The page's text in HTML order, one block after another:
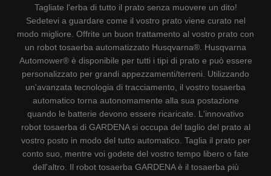
Tagliate l'erba di tutto il prato senza muovere un dito!
Sedetevi a guardare come il vostro prato viene curato nel
modo migliore. Offrite un buon trattamento al vostro prato con
un robot tosaerba automatizzato Husqvarna®. Husqvarna
Automower® è disponibile per tutti i tipi di prato e può essere
personalizzato per grandi appezzamenti/terreni. Utilizzando
un'avanzata tecnologia di tracciamento, il vostro tosaerba
automatico torna autonomamente alla sua postazione
quando le batterie devono essere ricaricate. L'innovativo
robot tosaerba di GARDENA si occupa del taglio del prato al
vostro posto in modo del tutto automatico. Taglia il prato per
conto suo, mentre voi godete del vostro tempo libero o fate
dell'altro. Il robot tosaerba GARDENA è il tosaerba più